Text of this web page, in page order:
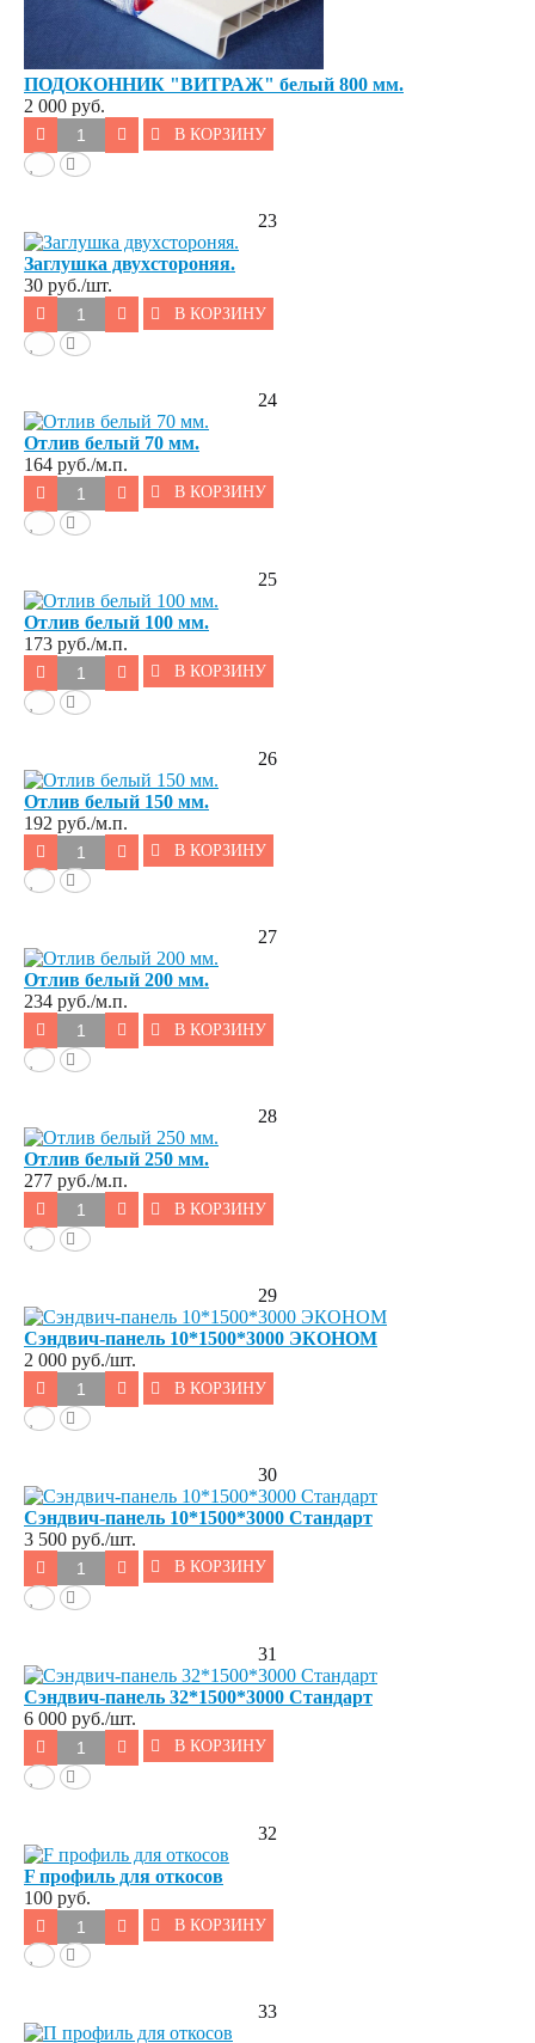
ПОДОКОННИК "ВИТРАЖ" белый 800 мм.
2 000 руб.
В КОРЗИНУ
23
Заглушка двухстороняя.
30 руб./шт.
В КОРЗИНУ
24
Отлив белый 70 мм.
164 руб./м.п.
В КОРЗИНУ
25
Отлив белый 100 мм.
173 руб./м.п.
В КОРЗИНУ
26
Отлив белый 150 мм.
192 руб./м.п.
В КОРЗИНУ
27
Отлив белый 200 мм.
234 руб./м.п.
В КОРЗИНУ
28
Отлив белый 250 мм.
277 руб./м.п.
В КОРЗИНУ
29
Сэндвич-панель 10*1500*3000 ЭКОНОМ
2 000 руб./шт.
В КОРЗИНУ
30
Сэндвич-панель 10*1500*3000 Стандарт
3 500 руб./шт.
В КОРЗИНУ
31
Сэндвич-панель 32*1500*3000 Стандарт
6 000 руб./шт.
В КОРЗИНУ
32
F профиль для откосов
100 руб.
В КОРЗИНУ
33